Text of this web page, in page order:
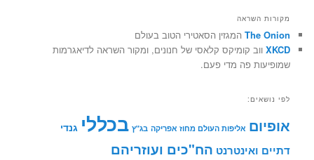
מקורות השראה
The Onion המגזין הסאטירי הטוב בעולם
XKCD ווב קומיקס קלאסי של חנונים, ומקור השראה לדיאגרמות
שמופיעות פה מדי פעם.
לפי נושאים:
אופיום אליפות העולם מחוז אפריקה בג"ץ בכללי גנדי
דתיים ואינטרנט הח"כים ועוזריהם